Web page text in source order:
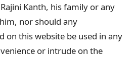
Kanth, his family or any
nor should any
on this website be used in any
or intrude on the